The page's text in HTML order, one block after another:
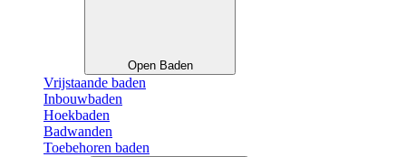
Open Baden
Vrijstaande baden
Inbouwbaden
Hoekbaden
Badwanden
Toebehoren baden